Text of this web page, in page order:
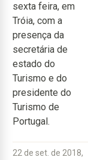
sexta feira, em
Tróia, com a
presença da
secretária de
estado do
Turismo e do
presidente do
Turismo de
Portugal.
22 de set. de 2018,